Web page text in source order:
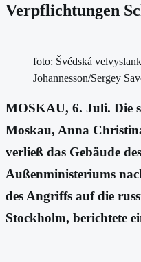
Verpflichtungen
foto: Švédská
Johannesson/Sergey
MOSKAU, 6. Juli. Die
Moskau, Anna
verließ das Gebäude
Außenministeriums
des Angriffs auf die
Stockholm, berichtete